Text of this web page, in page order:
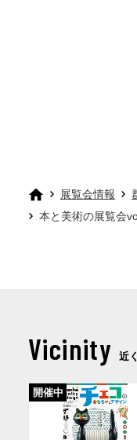
展覧会情報
本と美術の展覧会
Vicinity 近
開催中